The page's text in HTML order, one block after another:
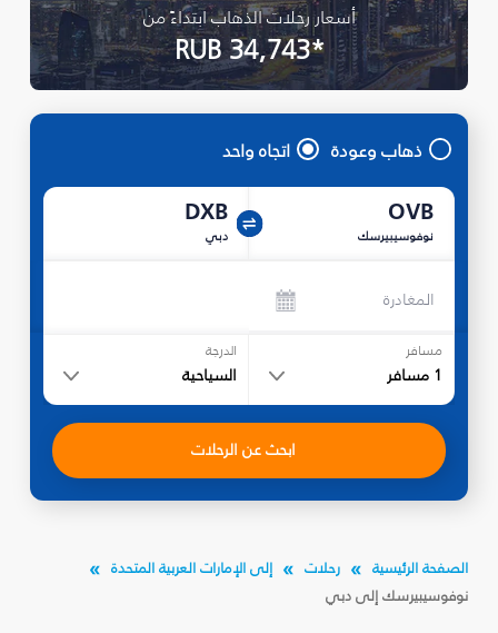
أسعار رحلات الذهاب ابتداءً من
*RUB 34,743
ذهاب وعودة اتجاه واحد
OVB
نوفوسيبيرسك
DXB
دبي
المغادرة
مسافر
1 مسافر
الدرجة
السياحية
ابحث عن الرحلات
الصفحة الرئيسية رحلات
إلى الإمارات العربية المتحدة
نوفوسيبيرسك إلى دبي